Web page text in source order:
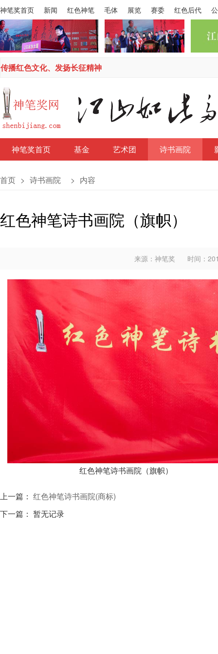
神笔奖首页 新闻 红色神笔 毛体 展览 赛委 红色后代
传播红色文化、发扬长征精神
神笔奖首页 基金 艺术团 诗书画院
首页 > 诗书画院 > 内容
红色神笔诗书画院（旗帜）
来源：神笔奖 时间：
红色神笔诗书画院（旗帜）
上一篇： 红色神笔诗书画院(商标)
下一篇： 暂无记录